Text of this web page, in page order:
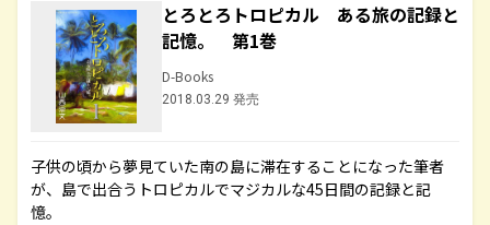
とろとろトロピカル ある旅の記録と
記憶。 第1巻
D-Books
2018.03.29 発売
子供の頃から夢見ていた南の島に滞在することになった筆者
が、島で出合うトロピカルでマジカルな45日間の記録と記
憶。